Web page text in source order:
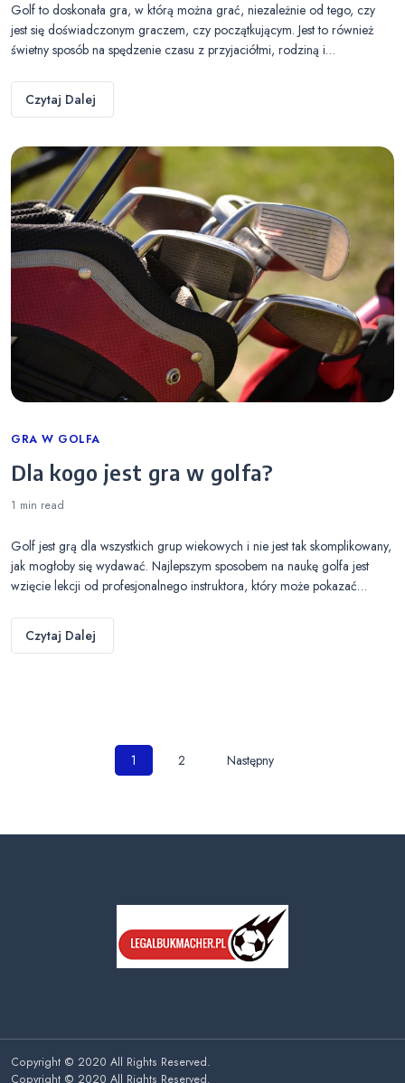
Golf to doskonała gra, w którą można grać, niezależnie od tego, czy
jest się doświadczonym graczem, czy początkującym. Jest to również
świetny sposób na spędzenie czasu z przyjaciółmi, rodziną i…
Czytaj Dalej
Categories
GRA W GOLFA
Dla kogo jest gra w golfa?
1 min read
Golf jest grą dla wszystkich grup wiekowych i nie jest tak skomplikowany,
jak mogłoby się wydawać. Najlepszym sposobem na naukę golfa jest
wzięcie lekcji od profesjonalnego instruktora, który może pokazać…
Czytaj Dalej
Nawigacja
1 2 Następny
Copyright © 2020 All Rights Reserved.
Copyright © 2020 All Rights Reserved.